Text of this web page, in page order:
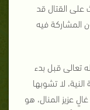
على القتال قد
المشاركة فيه
تعالى قبل بدء
لا تشوبها
عزيز المنال، هو